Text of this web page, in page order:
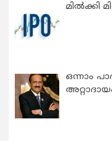
മിൽക്കി
ഒന്നാം